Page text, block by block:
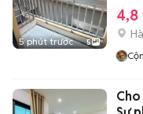
5 phút trước 5
4,8